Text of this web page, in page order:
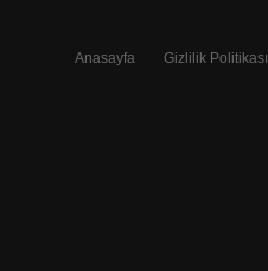
Anasayfa Gizlilik Politikası